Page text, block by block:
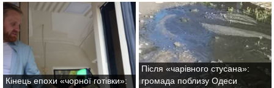
Кінець епохи «чорної готівки»:
Після «чарівного стусана»:
громада поблизу Одеси